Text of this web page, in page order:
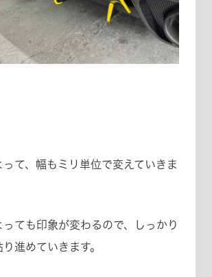
て、幅もミリ単位で変えていきま
っても印象が変わるので、しっかり
進めていきます。